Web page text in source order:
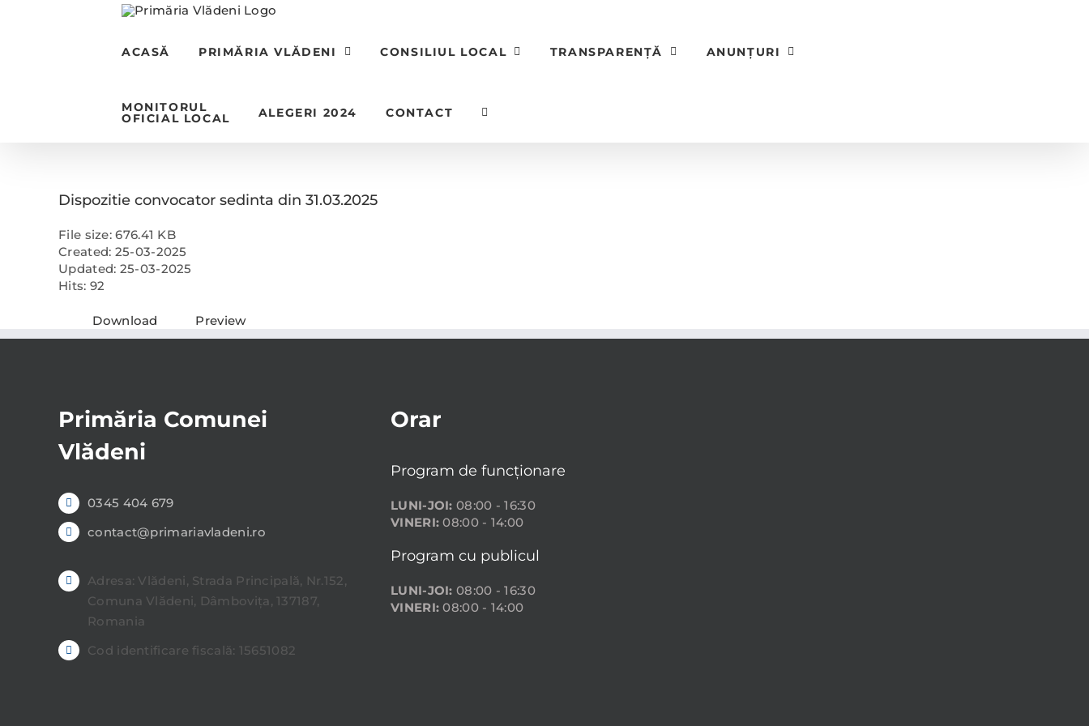
ACASĂ PRIMĂRIA VLĂDENI CONSILIUL LOCAL TRANSPARENȚĂ ANUNȚURI
MONITORUL
OFICIAL LOCAL ALEGERI 2024 CONTACT
Dispozitie convocator sedinta din 31.03.2025
File size: 676.41 KB
Created: 25-03-2025
Updated: 25-03-2025
Hits: 92
Download Preview
Primăria Comunei
Vlădeni
0345 404 679
contact@primariavladeni.ro
Adresa: Vlădeni, Strada Principală, Nr.152,
Comuna Vlădeni, Dâmbovița, 137187,
Romania
Cod identificare fiscală: 15651082
Orar
Program de funcționare
LUNI-JOI: 08:00 - 16:30
VINERI: 08:00 - 14:00
Program cu publicul
LUNI-JOI: 08:00 - 16:30
VINERI: 08:00 - 14:00